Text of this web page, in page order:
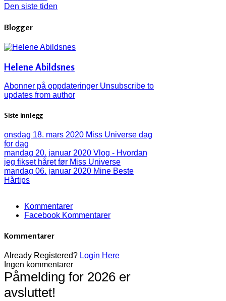
Den siste tiden
Blogger
Helene Abildsnes
Abonner på oppdateringer Unsubscribe to
updates from author
Siste innlegg
onsdag 18. mars 2020 Miss Universe dag
for dag
mandag 20. januar 2020 Vlog - Hvordan
jeg fikset håret før Miss Universe
mandag 06. januar 2020 Mine Beste
Hårtips
Kommentarer
Facebook Kommentarer
Kommentarer
Already Registered? Login Here
Ingen kommentarer
Påmelding for 2026 er
avsluttet!